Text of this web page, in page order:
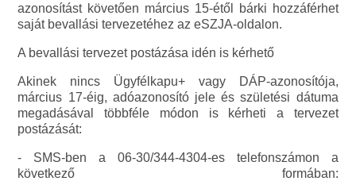
azonosítást követően március 15-étől bárki hozzáférhet
saját bevallási tervezetéhez az eSZJA-oldalon.
A bevallási tervezet postázása idén is kérhető
Akinek nincs Ügyfélkapu+ vagy DÁP-azonosítója,
március 17-éig, adóazonosító jele és születési dátuma
megadásával többféle módon is kérheti a tervezet
postázását:
- SMS-ben a 06-30/344-4304-es telefonszámon a
következő formában: